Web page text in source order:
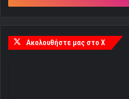
Ακολουθήστε μας στο X